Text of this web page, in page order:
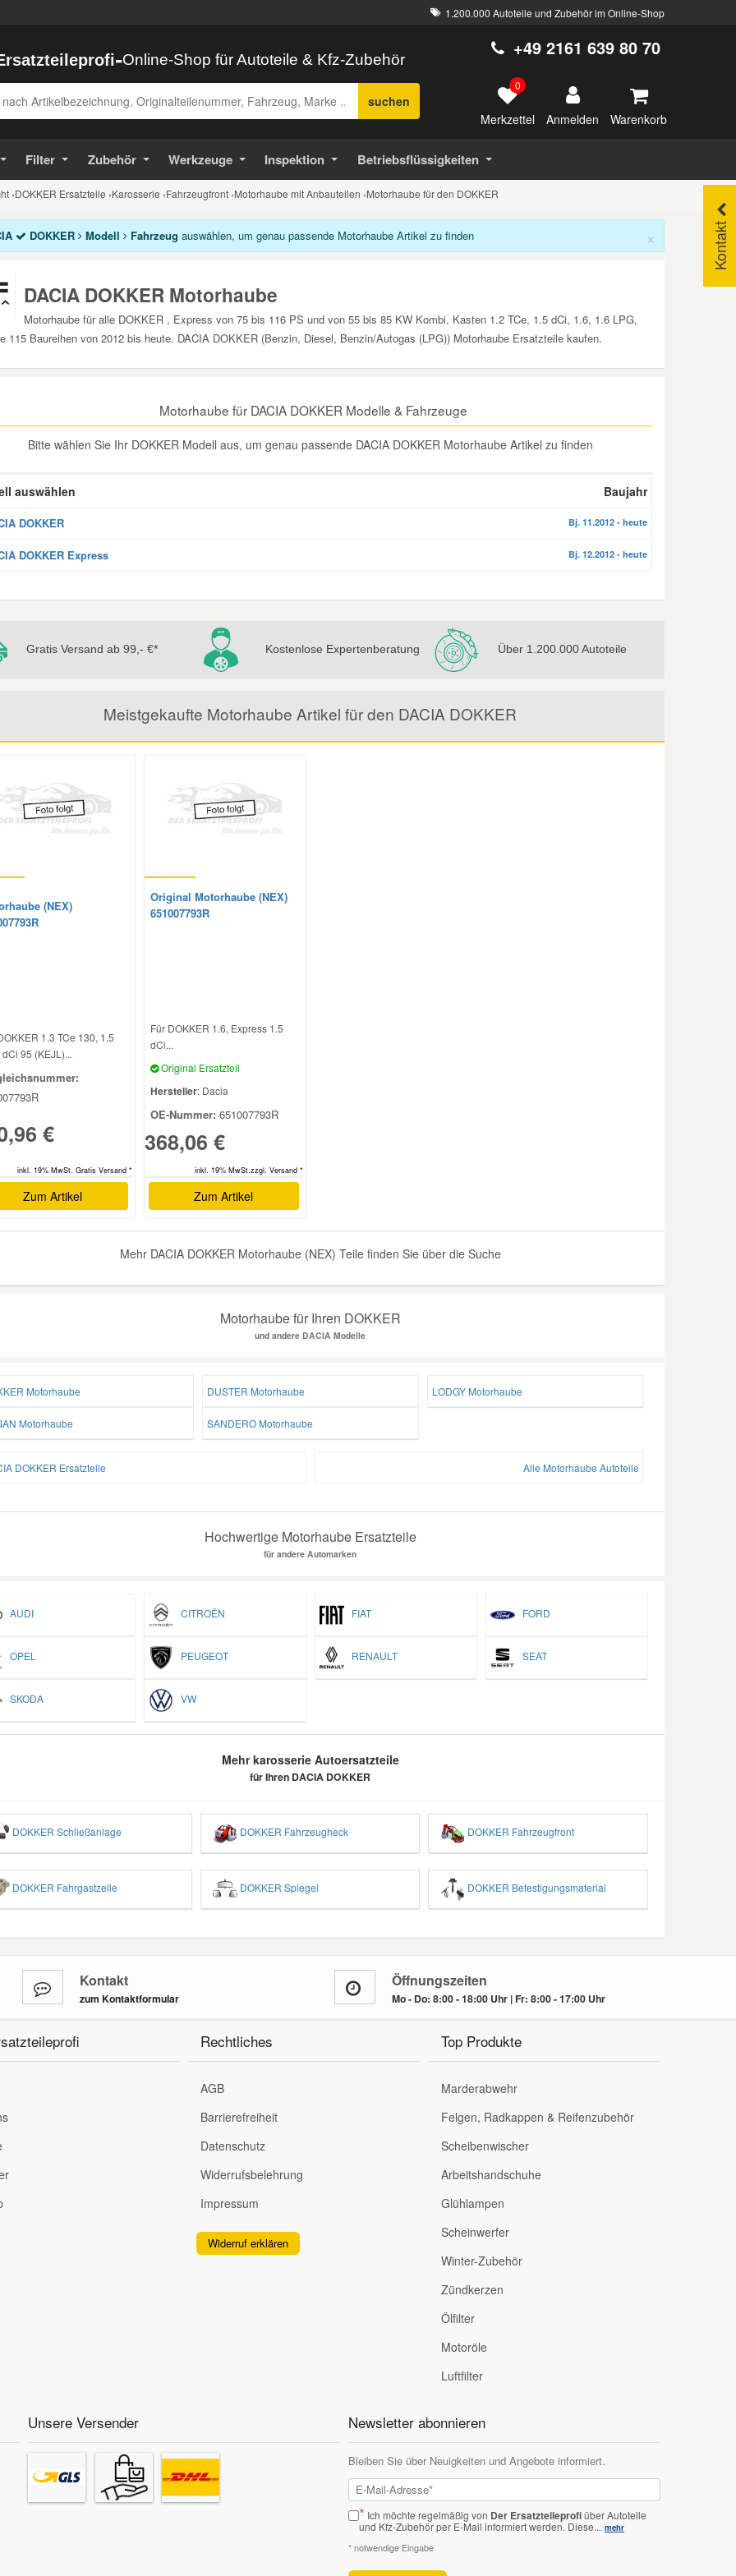
1.200.000 Autoteile und Zubehör im Online-Shop
-Online-Shop für Autoteile & Kfz-Zubehör
suchen
+49 2161 639 80 70
0
Merkzettel Anmelden Warenkorb
Filter Zubehör Werkzeuge Inspektion Betriebsflüssigkeiten
›DOKKER Ersatzteile ›Karosserie ›Fahrzeugfront ›Motorhaube mit Anbauteilen ›Motorhaube für den DOKKER
Kontakt
×
DOKKER Modell Fahrzeug auswählen, um genau passende Motorhaube Artikel zu finden
DACIA DOKKER Motorhaube
Motorhaube für alle DOKKER , Express von 75 bis 116 PS und von 55 bis 85 KW Kombi, Kasten 1.2 TCe, 1.5 dCi, 1.6, 1.6 LPG,
115 Baureihen von 2012 bis heute. DACIA DOKKER (Benzin, Diesel, Benzin/Autogas (LPG)) Motorhaube Ersatzteile kaufen.
Motorhaube für DACIA DOKKER Modelle & Fahrzeuge
Bitte wählen Sie Ihr DOKKER Modell aus, um genau passende DACIA DOKKER Motorhaube Artikel zu finden
auswählen Baujahr
DOKKER Bj. 11.2012 - heute
DOKKER Express Bj. 12.2012 - heute
Gratis Versand ab 99,- €* Kostenlose Expertenberatung Über 1.200.000 Autoteile
Meistgekaufte Motorhaube Artikel für den DACIA DOKKER
(NEX)
1.3 TCe 130, 1.5
dCi 95 (KEJL)...
€
inkl. 19% MwSt. Gratis Versand *
Zum Artikel
Original Motorhaube (NEX)
651007793R
Für DOKKER 1.6, Express 1.5
dCi...
Original Ersatzteil
Hersteller: Dacia
OE-Nummer: 651007793R
368,06 €
inkl. 19% MwSt.zzgl. Versand *
Zum Artikel
Mehr DACIA DOKKER Motorhaube (NEX) Teile finden Sie über die Suche
Motorhaube für Ihren DOKKER
und andere DACIA Modelle
Motorhaube DUSTER Motorhaube LODGY Motorhaube
Motorhaube SANDERO Motorhaube
DOKKER Ersatzteile Alle Motorhaube Autoteile
Hochwertige Motorhaube Ersatzteile
für andere Automarken
AUDI CITROËN FIAT FORD
OPEL PEUGEOT RENAULT SEAT
SKODA VW
Mehr karosserie Autoersatzteile
für Ihren DACIA DOKKER
DOKKER Schließanlage DOKKER Fahrzeugheck DOKKER Fahrzeugfront
DOKKER Fahrgastzelle DOKKER Spiegel DOKKER Befestigungsmaterial
Kontakt
zum Kontaktformular
Öffnungszeiten
Mo - Do: 8:00 - 18:00 Uhr | Fr: 8:00 - 17:00 Uhr
Rechtliches
AGB
Barrierefreiheit
Datenschutz
Widerrufsbelehrung
Impressum
Widerruf erklären
Top Produkte
Marderabwehr
Felgen, Radkappen & Reifenzubehör
Scheibenwischer
Arbeitshandschuhe
Glühlampen
Scheinwerfer
Winter-Zubehör
Zündkerzen
Ölfilter
Motoröle
Luftfilter
Unsere Versender Newsletter abonnieren
Bleiben Sie über Neuigkeiten und Angebote informiert.
* Ich möchte regelmäßig von Der Ersatzteileprofiüber Autoteile
und Kfz-Zubehör per E-Mail informiert werden. Diese... mehr
* notwendige Eingabe